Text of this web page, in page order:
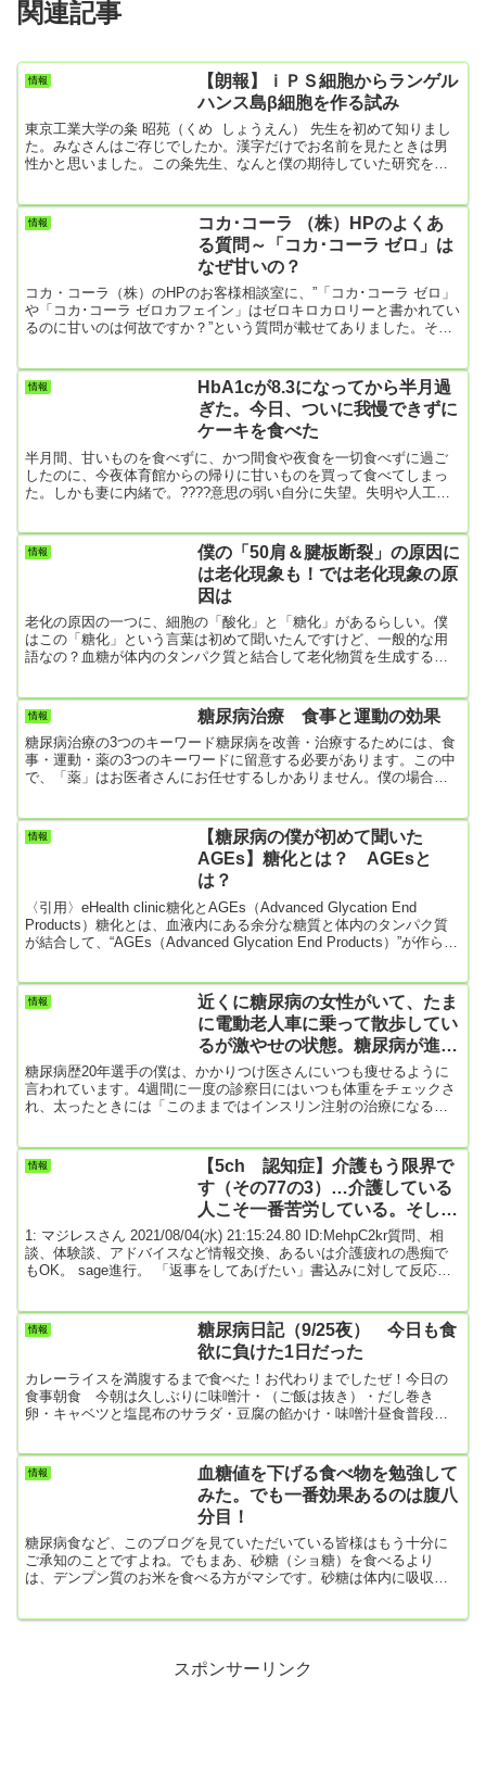
関連記事
情報
【朗報】ｉＰＳ細胞からランゲル
ハンス島β細胞を作る試み
東京工業大学の粂 昭苑（くめ しょうえん） 先生を初めて知りまし
た。みなさんはご存じでしたか。漢字だけでお名前を見たときは男
性かと思いました。この粂先生、なんと僕の期待していた研究をな
りの超大盛を食べられるかも。ヽ(^o^)丿 粂 昭苑 教授 ｉＰＳ細胞
からインスリン細胞、基礎研究重ねて臨床へ粂 昭苑 氏 東京工業大
学 大学院生命情報研究科 教授 生命の出発点となる受精卵は...
情報
コカ･コーラ （株）HPのよくあ
る質問～「コカ･コーラ ゼロ」は
なぜ甘いの？
コカ・コーラ（株）のHPのお客様相談室に、”「コカ･コーラ ゼロ」
や「コカ･コーラ ゼロカフェイン」はゼロキロカロリーと書かれてい
るのに甘いのは何故ですか？”という質問が載せてありました。その
れぞれ、砂糖の数百倍の甘さがあります。使用量が少ないので、
「コカ･コーラ ゼロ」や「コカ･コーラ ゼロカフェイン」のカロリー
もゼロキロカロリーになっています。』というものです。甘さ...
情報
HbA1cが8.3になってから半月過
ぎた。今日、ついに我慢できずに
ケーキを食べた
半月間、甘いものを食べずに、かつ間食や夜食を一切食べずに過ご
したのに、今夜体育館からの帰りに甘いものを買って食べてしまっ
た。しかも妻に内緒で。????意思の弱い自分に失望。失明や人工透
った人の苦労がよく分かるよ。薬物の誘惑だもんな。ケーキの誘惑
どころじゃないはず。なので、意志の弱い僕は覚醒剤中毒の元タレ
ントの田代まさしのことを笑えない。11月14日の食事【朝食】☆サ
情報
僕の「50肩＆腱板断裂」の原因に
は老化現象も！では老化現象の原
因は
老化の原因の一つに、細胞の「酸化」と「糖化」があるらしい。僕
はこの「糖化」という言葉は初めて聞いたんですけど、一般的な用
語なの？血糖が体内のタンパク質と結合して老化物質を生成すると
大丈夫？今すぐやめるべき「老化を早める朝食」あなたは大丈夫？
今すぐやめるべき「老化を早める朝食」2/7(火) 21:00配信“毎日安定
したパフォーマンスを発揮したい人は朝食を摂るべき”と話してくれ
たの...
情報 糖尿病治療 食事と運動の効果
糖尿病治療の3つのキーワード糖尿病を改善・治療するためには、食
事・運動・薬の3つのキーワードに留意する必要があります。この中
で、「薬」はお医者さんにお任せするしかありません。僕の場合、
と、自分が重篤な糖尿病患者に思えて元気が出ないんですよね（実
際重なんですけど）。なので、インスリン注射はしない方向で薬を
お願いしています。お医者さんがおっしゃるには、膵臓を薬で無理
情報
【糖尿病の僕が初めて聞いた
AGEs】糖化とは？ AGEsと
は？
〈引用〉eHealth clinic糖化とAGEs（Advanced Glycation End
Products）糖化とは、血液内にある余分な糖質と体内のタンパク質
が結合して、“AGEs（Advanced Glycation End Products）”が作られ
返した結果、生じる物質で、日本語では「終末糖化産物」と呼ばれ
ています。AGEsと結合した血管の動脈は、本来の柔軟...
情報
近くに糖尿病の女性がいて、たま
に電動老人車に乗って散歩してい
るが激やせの状態。糖尿病が進行
するとなぜ痩せるの。
糖尿病歴20年選手の僕は、かかりつけ医さんにいつも痩せるように
言われています。4週間に一度の診察日にはいつも体重をチェックさ
れ、太ったときには「このままではインスリン注射の治療になる
1回注射をするだけでスポーツもできるし、血糖値を下げることで今
よりも血管を保護することができるとおっしゃいます。また、イン
スリンを注射で補うことで、膵臓も息長くもたせることができるそ
情報
【5ch 認知症】介護もう限界で
す（その77の3）…介護している
人こそ一番苦労している。そして
一番立派な人だ。
1: マジレスさん 2021/08/04(水) 21:15:24.80 ID:MehpC2kr質問、相
談、体験談、アドバイスなど情報交換、あるいは介護疲れの愚痴で
もOK。 sage進行。 「返事をしてあげたい」書込みに対して反応し
レッドです。 心の悲鳴をそっと吐露し明日を何とか生きましょう。
認知症の家族と良好な関係を保てている人には抵抗のある内容もあ
情報
糖尿病日記（9/25夜） 今日も食
欲に負けた1日だった
カレーライスを満腹するまで食べた！お代わりまでしたぜ！今日の
食事朝食 今朝は久しぶりに味噌汁・（ご飯は抜き）・だし巻き
卵・キャベツと塩昆布のサラダ・豆腐の餡かけ・味噌汁昼食普段は
ものは何でも入れる。夕食・カレーライス大盛り1皿とレギュラーサ
イズ1皿・ゆで卵、ポテト、干しブドウのサラダああー、カレーライ
スを満腹するまで食べてしまった。ホント、合併症まっしぐらの
情報
血糖値を下げる食べ物を勉強して
みた。でも一番効果あるのは腹八
分目！
糖尿病食など、このブログを見ていただいている皆様はもう十分に
ご承知のことですよね。でもまあ、砂糖（ショ糖）を食べるより
は、デンプン質のお米を食べる方がマシです。砂糖は体内に吸収さ
はいいですよね。こんにゃくの主成分はグルコマンナンという多糖
スポンサーリンク